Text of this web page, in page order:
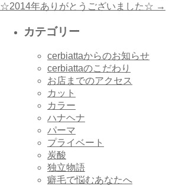
☆2014年ありがとうございました☆ →
カテゴリー
cerbiattaからのお知らせ
cerbiattaのこだわり
お店までのアクセス
カット
カラー
ハナヘナ
パーマ
プライベート
炭酸
独立物語
癖毛で悩むあなたへ